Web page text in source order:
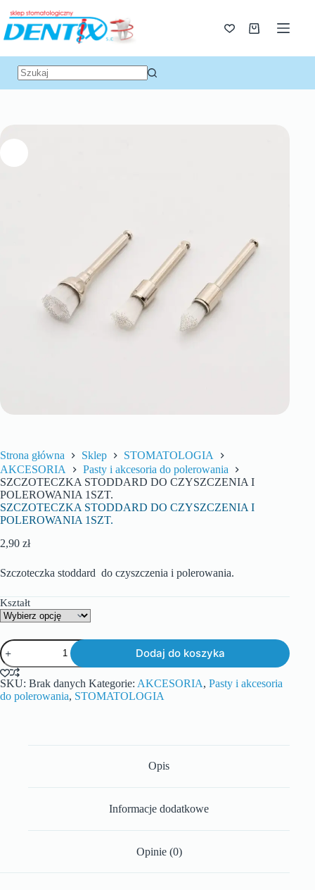
Strona główna Sklep
STOMATOLOGIA
AKCESORIA
Pasty i akcesoria do polerowania
SZCZOTECZKA STODDARD DO CZYSZCZENIA I
POLEROWANIA 1SZT.
SZCZOTECZKA STODDARD DO CZYSZCZENIA I
POLEROWANIA 1SZT.
2,90 zł
Szczoteczka stoddard do czyszczenia i polerowania.
Kształt
Dodaj do koszyka
SKU: Brak danych Kategorie: AKCESORIA, Pasty i akcesoria
do polerowania, STOMATOLOGIA
Opis
Informacje dodatkowe
Opinie (0)